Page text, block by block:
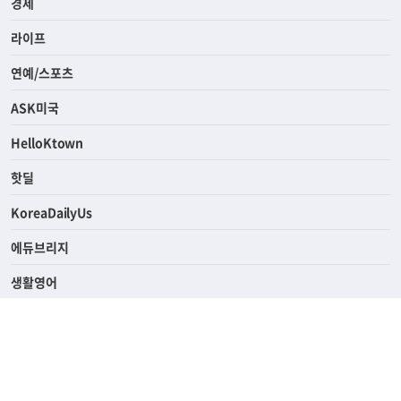
사회
경제
라이프
연예/스포츠
ASK미국
HelloKtown
핫딜
KoreaDailyUs
에듀브리지